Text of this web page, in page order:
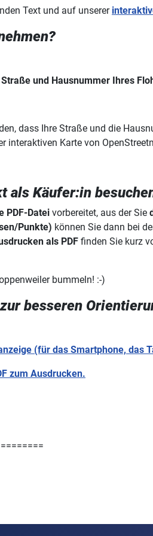
Text und auf unserer
und Hausnummer Ihres
dass Ihre Straße und die
interaktiven Karte von
als Käufer:in
PDF-Datei vorbereitet, aus der Sie
Punkte) können Sie dann bei
als PDF finden Sie kurz
bummeln! :-)
besseren
(für das Smartphone, das
zum Ausdrucken.